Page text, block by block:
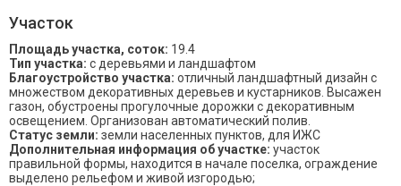
Участок
Площадь участка, соток: 19.4
Тип участка: с деревьями и ландшафтом
Благоустройство участка: отличный ландшафтный дизайн с
множеством декоративных деревьев и кустарников. Высажен
газон, обустроены прогулочные дорожки с декоративным
освещением. Организован автоматический полив.
Статус земли: земли населенных пунктов, для ИЖС
Дополнительная информация об участке: участок
правильной формы, находится в начале поселка, ограждение
выделено рельефом и живой изгородью;